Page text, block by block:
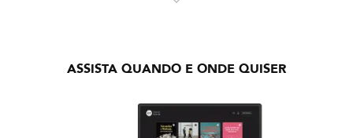
ASSISTA QUANDO E ONDE QUISER